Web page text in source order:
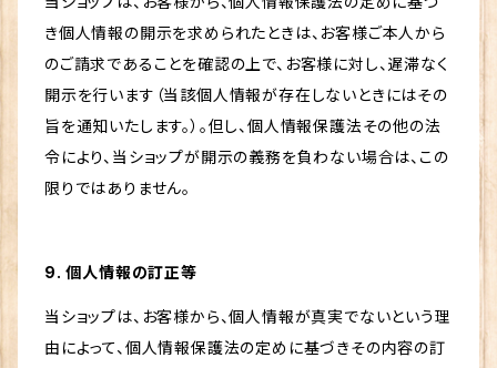
き個人情報の開示を求められたときは、お客様ご本人から
のご請求であることを確認の上で、お客様に対し、遅滞なく
開示を行います（当該個人情報が存在しないときにはその
旨を通知いたします。）。但し、個人情報保護法その他の法
令により、当ショップが開示の義務を負わない場合は、この
限りではありません。
9. 個人情報の訂正等
当ショップは、お客様から、個人情報が真実でないという理
由によって、個人情報保護法の定めに基づきその内容の訂